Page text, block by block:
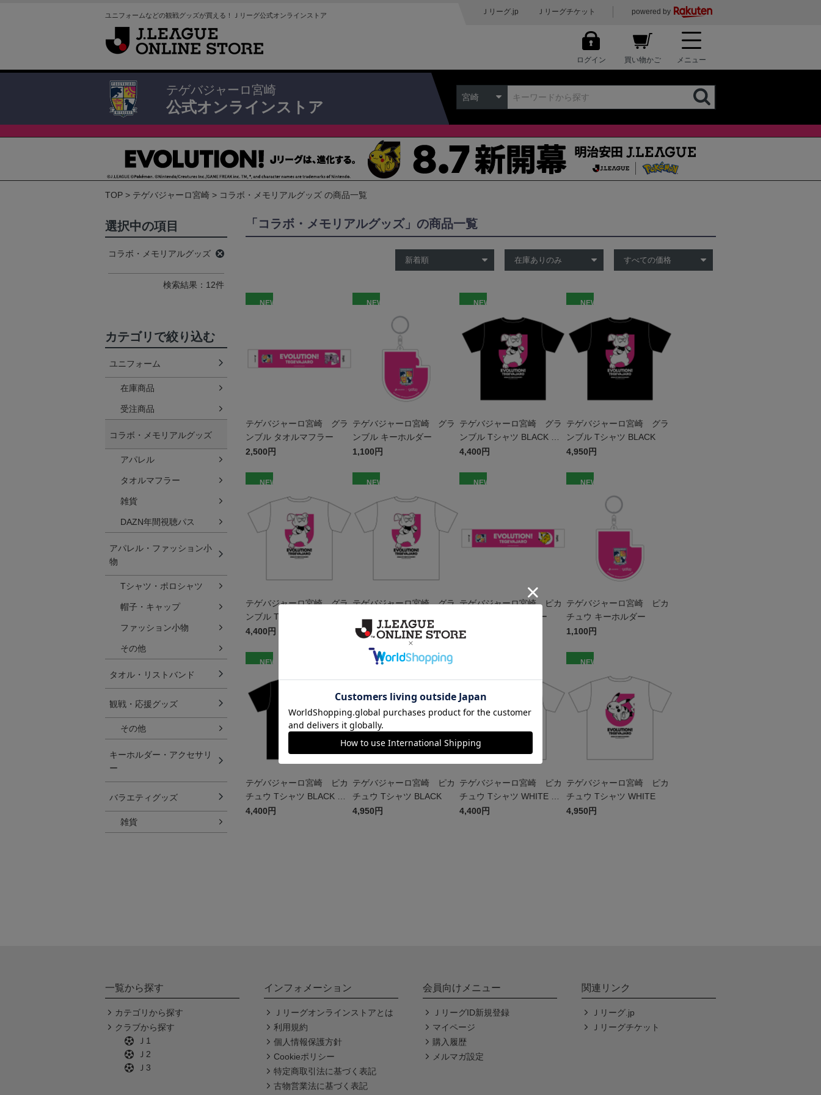
ユニフォームなどの観戦グッズが買える！Ｊリーグ公式オンラインストア Ｊリーグ.jp Ｊリーグチケット powered by
ログイン 買い物かご メニュー
テゲバジャーロ宮崎
公式オンラインストア
宮崎
TOP テゲバジャーロ宮崎 コラボ・メモリアルグッズ の商品一覧
「コラボ・メモリアルグッズ」の商品一覧
NEW
テゲバジャーロ宮崎 グラ
ンブル タオルマフラー
2,500円
NEW
テゲバジャーロ宮崎 グラ
ンブル キーホルダー
1,100円
NEW
テゲバジャーロ宮崎 グラ
ンブル Tシャツ BLACK キ
ッズ
4,400円
NEW
テゲバジャーロ宮崎 グラ
ンブル Tシャツ BLACK
4,950円
NEW
テゲバジャーロ宮崎 グラ
ンブル Tシャツ WHITE キ
ッズ
4,400円
NEW
テゲバジャーロ宮崎 グラ
4,950円
NEW
テゲバジャーロ宮崎 ピカ
チュウ タオルマフラー
2,500円
NEW
テゲバジャーロ宮崎 ピカ
チュウ キーホルダー
1,100円
NEW
テゲバジャーロ宮崎 ピカ
チュウ Tシャツ BLACK キ
ッズ
4,400円
NEW
テゲバジャーロ宮崎 ピカ
チュウ Tシャツ BLACK
4,950円
テゲバジャーロ宮崎 ピカ
チュウ Tシャツ WHITE キ
ッズ
4,400円
NEW
テゲバジャーロ宮崎 ピカ
チュウ Tシャツ WHITE
4,950円
選択中の項目
コラボ・メモリアルグッズ
検索結果：12件
カテゴリで絞り込む
ユニフォーム
在庫商品
受注商品
コラボ・メモリアルグッズ
アパレル
タオルマフラー
雑貨
DAZN年間視聴パス
アパレル・ファッション小
物
Tシャツ・ポロシャツ
帽子・キャップ
ファッション小物
その他
タオル・リストバンド
観戦・応援グッズ
その他
キーホルダー・アクセサリ
ー
バラエティグッズ
雑貨
一覧から探す
カテゴリから探す
クラブから探す
Ｊ1
Ｊ2
Ｊ3
インフォメーション
Ｊリーグオンラインストアとは
利用規約
個人情報保護方針
Cookieポリシー
特定商取引法に基づく表記
古物営業法に基づく表記
会員向けメニュー
ＪリーグID新規登録
マイページ
購入履歴
メルマガ設定
関連リンク
Ｊリーグ.jp
Ｊリーグチケット